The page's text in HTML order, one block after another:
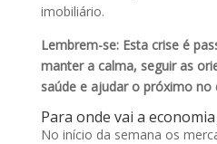
imobiliário.
Lembrem-se: Esta crise é
manter a calma, seguir as
saúde e ajudar o próximo no
Para onde vai a economia
No início da semana os